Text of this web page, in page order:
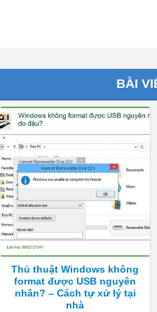
BÀI
Thủ thuật Windows không
format được USB nguyên
nhân? – Cách tự xử lý tại
nhà